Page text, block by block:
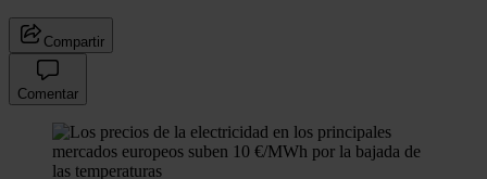
Compartir
Comentar